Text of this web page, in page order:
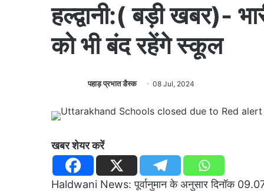
हल्द्वानी:( बड़ी खबर)-
को भी बंद रहेंगे स्कूल
पहाड़ प्रभात डैस्क 08 Jul, 2024
खबर शेयर करें
Haldwani News: पूर्वानुमान के अनुसार दिनॉक